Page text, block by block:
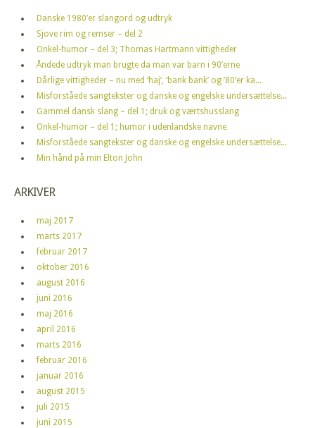
Danske 1980’er slangord og udtryk
Sjove rim og remser – del 2
Onkel-humor – del 3; Thomas Hartmann vittigheder
Åndede udtryk man brugte da man var barn i 90’erne
Dårlige vittigheder – nu med ‘haj’, ‘bank bank’ og ’80’er ka...
Misforståede sangtekster og danske og engelske undersættelse...
Gammel dansk slang – del 1; druk og værtshusslang
Onkel-humor – del 1; humor i udenlandske navne
Misforståede sangtekster og danske og engelske undersættelse...
Min hånd på min Elton John
ARKIVER
maj 2017
marts 2017
februar 2017
oktober 2016
august 2016
juni 2016
maj 2016
april 2016
marts 2016
februar 2016
januar 2016
august 2015
juli 2015
juni 2015